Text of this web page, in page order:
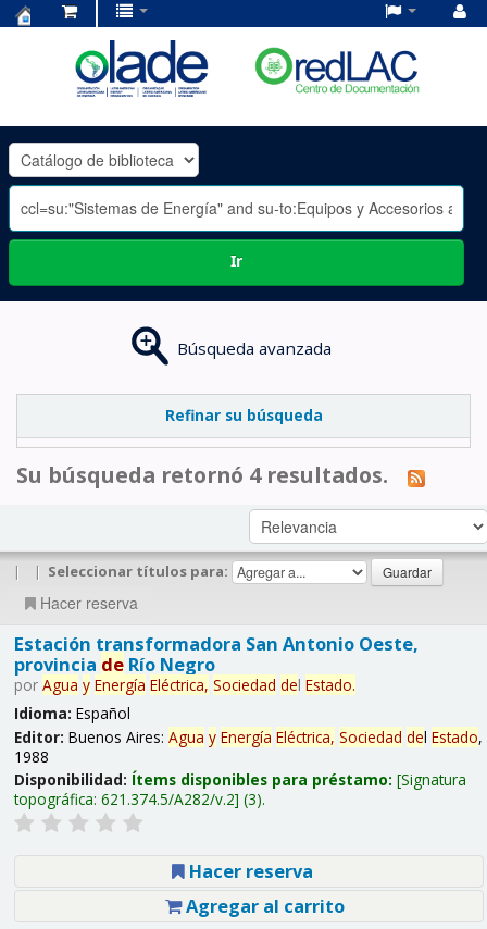
OLADE
-
Ir
Búsqueda avanzada
Refinar su búsqueda
Su búsqueda retornó 4 resultados.
| | Seleccionar títulos para:
Hacer reserva
Estación transformadora San Antonio Oeste,
provincia deRío Negro
por Agua y Energía Eléctrica, Sociedad del Estado.
Idioma: Español
Editor: Buenos Aires: Agua y Energía Eléctrica, Sociedad del Estado,
1988
Disponibilidad: Ítems disponibles para préstamo: Signatura
topográfica: 621.374.5/A282/v.2 (3).
Hacer reserva
Agregar al carrito